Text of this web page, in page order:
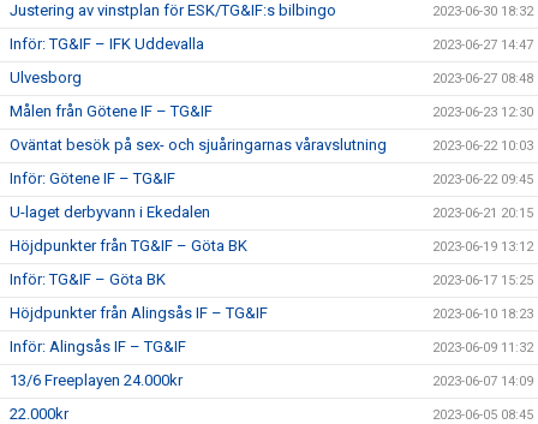
Justering av vinstplan för ESK/TG&IF:s bilbingo 2023-06-30 18:32
Inför: TG&IF – IFK Uddevalla 2023-06-27 14:47
Ulvesborg 2023-06-27 08:48
Målen från Götene IF – TG&IF 2023-06-23 12:30
Oväntat besök på sex- och sjuåringarnas våravslutning 2023-06-22 10:03
Inför: Götene IF – TG&IF 2023-06-22 09:45
U-laget derbyvann i Ekedalen 2023-06-21 20:15
Höjdpunkter från TG&IF – Göta BK 2023-06-19 13:12
Inför: TG&IF – Göta BK 2023-06-17 15:25
Höjdpunkter från Alingsås IF – TG&IF 2023-06-10 18:23
Inför: Alingsås IF – TG&IF 2023-06-09 11:32
13/6 Freeplayen 24.000kr 2023-06-07 14:09
22.000kr 2023-06-05 08:45